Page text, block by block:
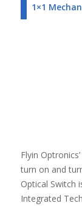
1×1
Flyin
turn on and
Optical Switch
Integrated